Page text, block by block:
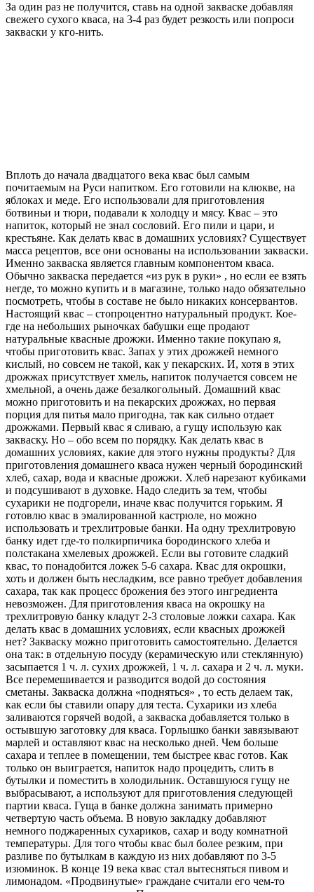
За один раз не получится, ставь на одной закваске добавляя
свежего сухого кваса, на 3-4 раз будет резкость или попроси
закваски у кго-нить.
Вплоть до начала двадцатого века квас был самым
почитаемым на Руси напитком. Его готовили на клюкве, на
яблоках и меде. Его использовали для приготовления
ботвиньи и тюри, подавали к холодцу и мясу. Квас – это
напиток, который не знал сословий. Его пили и цари, и
крестьяне. Как делать квас в домашних условиях? Существует
масса рецептов, все они основаны на использовании закваски.
Именно закваска является главным компонентом кваса.
Обычно закваска передается «из рук в руки» , но если ее взять
негде, то можно купить и в магазине, только надо обязательно
посмотреть, чтобы в составе не было никаких консервантов.
Настоящий квас – стопроцентно натуральный продукт. Кое-
где на небольших рыночках бабушки еще продают
натуральные квасные дрожжи. Именно такие покупаю я,
чтобы приготовить квас. Запах у этих дрожжей немного
кислый, но совсем не такой, как у пекарских. И, хотя в этих
дрожжах присутствует хмель, напиток получается совсем не
хмельной, а очень даже безалкогольный. Домашний квас
можно приготовить и на пекарских дрожжах, но первая
порция для питья мало пригодна, так как сильно отдает
дрожжами. Первый квас я сливаю, а гущу использую как
закваску. Но – обо всем по порядку. Как делать квас в
домашних условиях, какие для этого нужны продукты? Для
приготовления домашнего кваса нужен черный бородинский
хлеб, сахар, вода и квасные дрожжи. Хлеб нарезают кубиками
и подсушивают в духовке. Надо следить за тем, чтобы
сухарики не подгорели, иначе квас получится горьким. Я
готовлю квас в эмалированной кастрюле, но можно
использовать и трехлитровые банки. На одну трехлитровую
банку идет где-то полкирпичика бородинского хлеба и
полстакана хмелевых дрожжей. Если вы готовите сладкий
квас, то понадобится ложек 5-6 сахара. Квас для окрошки,
хоть и должен быть несладким, все равно требует добавления
сахара, так как процесс брожения без этого ингредиента
невозможен. Для приготовления кваса на окрошку на
трехлитровую банку кладут 2-3 столовые ложки сахара. Как
делать квас в домашних условиях, если квасных дрожжей
нет? Закваску можно приготовить самостоятельно. Делается
она так: в отдельную посуду (керамическую или стеклянную)
засыпается 1 ч. л. сухих дрожжей, 1 ч. л. сахара и 2 ч. л. муки.
Все перемешивается и разводится водой до состояния
сметаны. Закваска должна «подняться» , то есть делаем так,
как если бы ставили опару для теста. Сухарики из хлеба
заливаются горячей водой, а закваска добавляется только в
остывшую заготовку для кваса. Горлышко банки завязывают
марлей и оставляют квас на несколько дней. Чем больше
сахара и теплее в помещении, тем быстрее квас готов. Как
только он выиграется, напиток надо процедить, слить в
бутылки и поместить в холодильник. Оставшуюся гущу не
выбрасывают, а используют для приготовления следующей
партии кваса. Гуща в банке должна занимать примерно
четвертую часть объема. В новую закладку добавляют
немного поджаренных сухариков, сахар и воду комнатной
температуры. Для того чтобы квас был более резким, при
разливе по бутылкам в каждую из них добавляют по 3-5
изюминок. В конце 19 века квас стал вытесняться пивом и
лимонадом. «Продвинутые» граждане считали его чем-то